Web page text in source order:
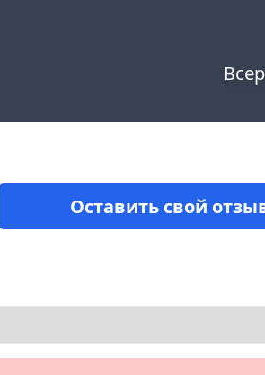
Оставить свой